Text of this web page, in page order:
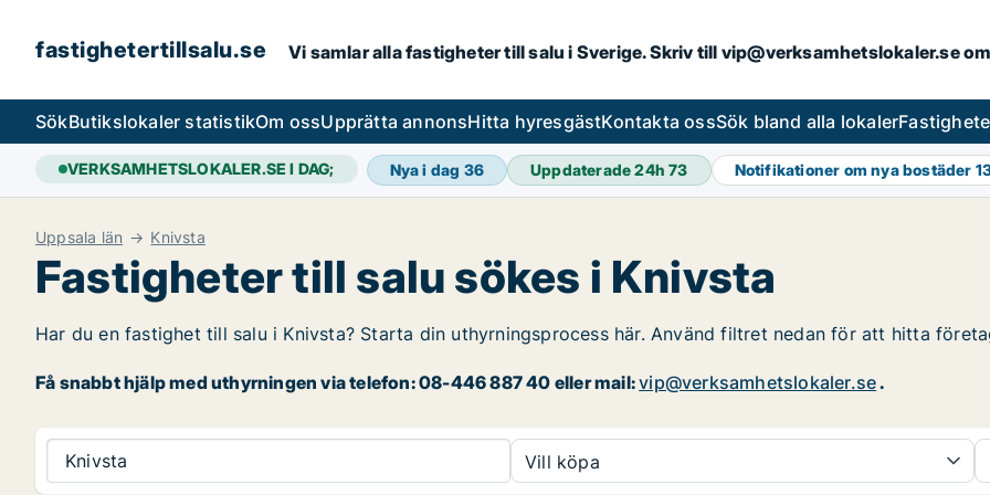
fastighetertillsalu.se Vi samlar alla fastigheter till salu i Sverige. Skriv till vip@verksamhetslokaler.se
SökButikslokaler statistikOm ossUpprätta annonsHitta hyresgästKontakta ossSök bland alla lokaler
VERKSAMHETSLOKALER.SE I DAG; Nya i dag 36 Uppdaterade 24h73 Notifikationer om nya bostäder
Uppsala län Knivsta
Fastigheter till salu sökes i Knivsta
Har du en fastighet till salu i Knivsta? Starta din uthyrningsprocess här. Använd filtret nedan för att hitta
Få snabbt hjälp med uthyrningen via telefon: 08-446 887 40 eller mail:vip@verksamhetslokaler.se.
Knivsta Vill köpa